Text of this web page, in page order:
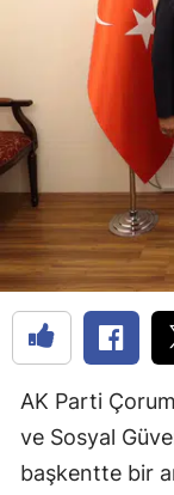
AK Parti
ve Sosyal
başkentte bir